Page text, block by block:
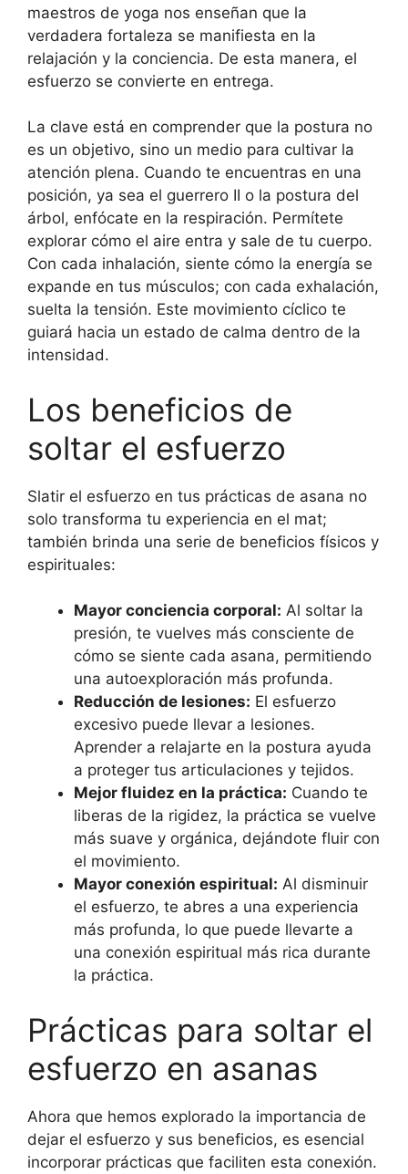
maestros de yoga nos enseñan que la
verdadera fortaleza se manifiesta en la
relajación y la conciencia. De esta manera, el
esfuerzo se convierte en entrega.
La clave está en comprender que la postura no
es un objetivo, sino un medio para cultivar la
atención plena. Cuando te encuentras en una
posición, ya sea el guerrero II o la postura del
árbol, enfócate en la respiración. Permítete
explorar cómo el aire entra y sale de tu cuerpo.
Con cada inhalación, siente cómo la energía se
expande en tus músculos; con cada exhalación,
suelta la tensión. Este movimiento cíclico te
guiará hacia un estado de calma dentro de la
intensidad.
Los beneficios de
soltar el esfuerzo
Slatir el esfuerzo en tus prácticas de asana no
solo transforma tu experiencia en el mat;
también brinda una serie de beneficios físicos y
espirituales:
Mayor conciencia corporal: Al soltar la
presión, te vuelves más consciente de
cómo se siente cada asana, permitiendo
una autoexploración más profunda.
Reducción de lesiones: El esfuerzo
excesivo puede llevar a lesiones.
Aprender a relajarte en la postura ayuda
a proteger tus articulaciones y tejidos.
Mejor fluidez en la práctica: Cuando te
liberas de la rigidez, la práctica se vuelve
más suave y orgánica, dejándote fluir con
el movimiento.
Mayor conexión espiritual: Al disminuir
el esfuerzo, te abres a una experiencia
más profunda, lo que puede llevarte a
una conexión espiritual más rica durante
la práctica.
Prácticas para soltar el
esfuerzo en asanas
Ahora que hemos explorado la importancia de
dejar el esfuerzo y sus beneficios, es esencial
incorporar prácticas que faciliten esta conexión.